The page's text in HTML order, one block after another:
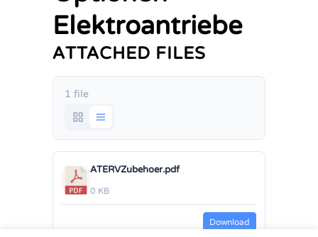
Elektroantriebe
ATTACHED FILES
1 file
ATERVZubehoer.pdf
0 KB
Download